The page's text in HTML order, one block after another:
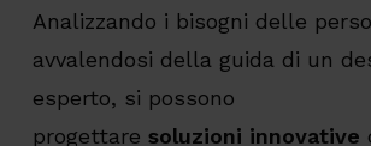
Analizzando i bisogni delle
avvalendosi della guida di un
esperto, si possono
progettare soluzioni innovative